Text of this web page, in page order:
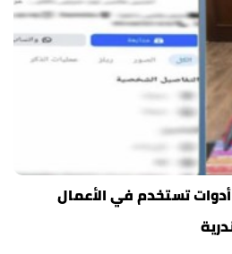
تستخدم في الأعمال